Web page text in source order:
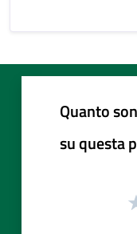
Quanto
su questa